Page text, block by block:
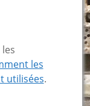
les
utilisées.